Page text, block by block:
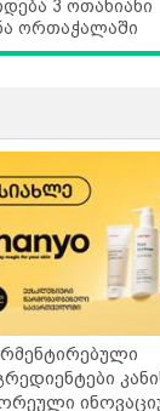
3 ოთახიანი
ორთაჭალაში